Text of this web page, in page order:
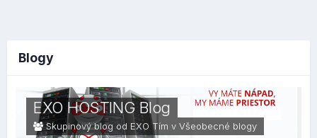
Blogy
EXO HOSTING Blog
Skupinový blog od EXO Tím v Všeobecné blogy